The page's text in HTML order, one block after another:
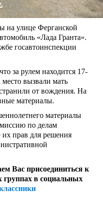
на улице Ферганской
«Лада Гранта».
госавтоинспекции
за рулем находится 17-
вызвали мать
от вождения. На
материалы.
материалы
по делам
прав для решения
Вас присоединиться к
в социальных